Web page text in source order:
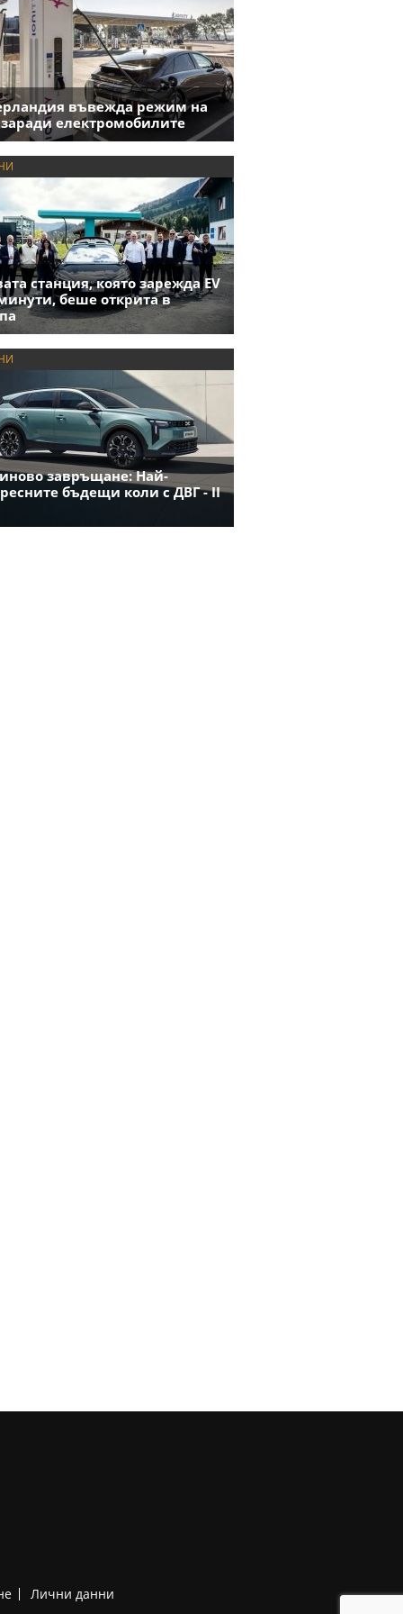
въвежда режим на
заради електромобилите
станция, която зарежда EV
беше открита в
завръщане: Най-
бъдещи коли с ДВГ - II
Лични данни